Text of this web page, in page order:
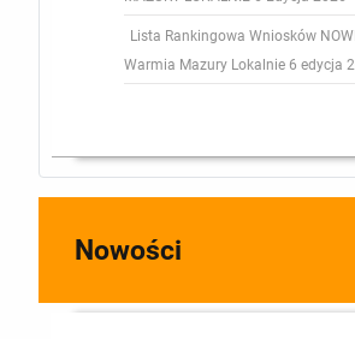
Lista Rankingowa Wniosków
Warmia Mazury Lokalnie 6 edycja
Nowości